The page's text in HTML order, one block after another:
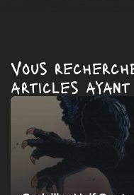
Vous
articles ayant